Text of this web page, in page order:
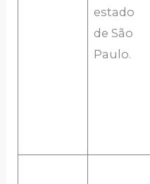
estado
de São
Paulo.